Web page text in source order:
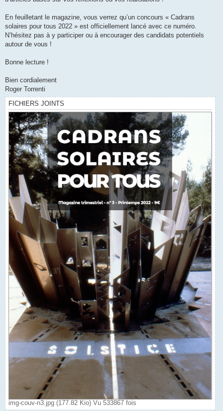
En feuilletant le magazine, vous verrez qu’un concours « Cadrans
solaires pour tous 2022 » est officiellement lancé avec ce numéro.
N’hésitez pas à y participer ou à encourager des candidats potentiels
autour de vous !
Bonne lecture !
Bien cordialement
Roger Torrenti
FICHIERS JOINTS
img-couv-n3.jpg (177.82 Kio) Vu 533867 fois